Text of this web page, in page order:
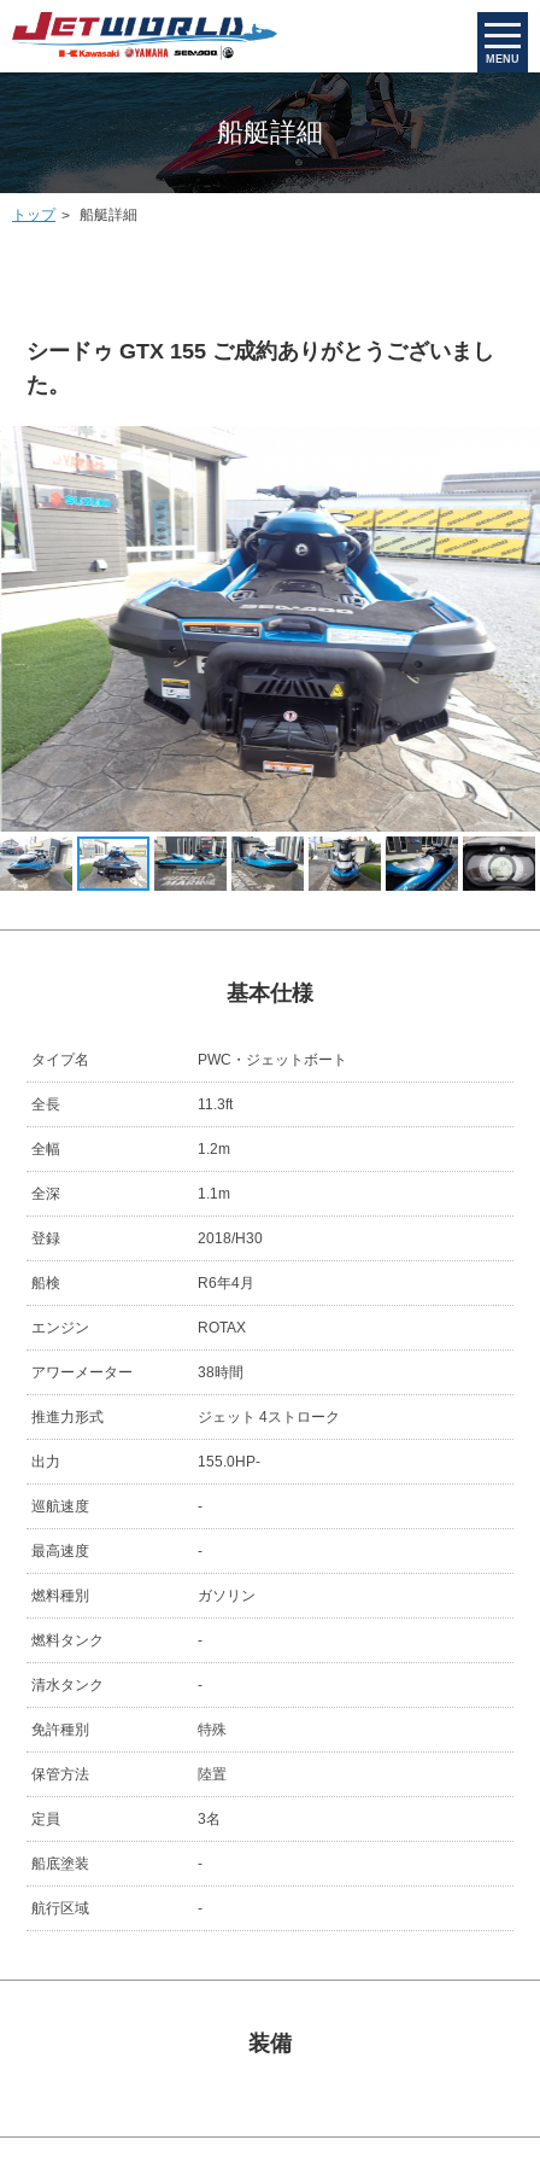
MENU
船艇詳細
トップ 船艇詳細
シードゥ GTX 155 ご成約ありがとうございまし
た。
基本仕様
タイプ名 PWC・ジェットボート
全長 11.3ft
全幅 1.2m
全深 1.1m
登録 2018/H30
船検 R6年4月
エンジン ROTAX
アワーメーター 38時間
推進力形式 ジェット 4ストローク
出力 155.0HP-
巡航速度 -
最高速度 -
燃料種別 ガソリン
燃料タンク -
清水タンク -
免許種別 特殊
保管方法 陸置
定員 3名
船底塗装 -
航行区域 -
装備